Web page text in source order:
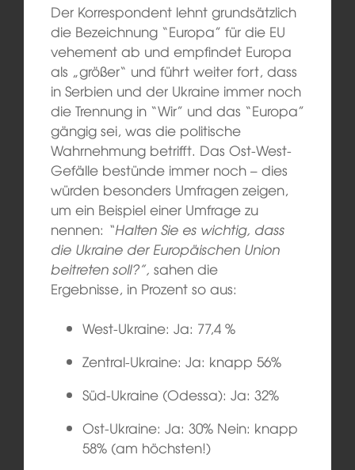
Der Korrespondent lehnt grundsätzlich
die Bezeichnung “Europa” für die EU
vehement ab und empfindet Europa
als „größer“ und führt weiter fort, dass
in Serbien und der Ukraine immer noch
die Trennung in “Wir” und das “Europa”
gängig sei, was die politische
Wahrnehmung betrifft. Das Ost-West-
Gefälle bestünde immer noch – dies
würden besonders Umfragen zeigen,
um ein Beispiel einer Umfrage zu
nennen: “Halten Sie es wichtig, dass
die Ukraine der Europäischen Union
beitreten soll?”, sahen die
Ergebnisse, in Prozent so aus:
West-Ukraine: Ja: 77,4 %
Zentral-Ukraine: Ja: knapp 56%
Süd-Ukraine (Odessa): Ja: 32%
Ost-Ukraine: Ja: 30% Nein: knapp
58% (am höchsten!)